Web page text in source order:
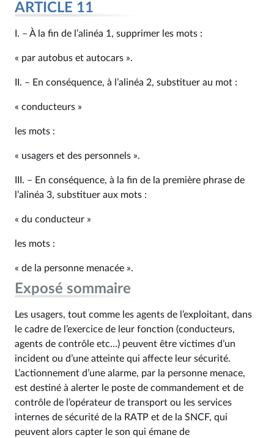
ARTICLE 11
I. – À la fin de l’alinéa 1, supprimer les mots :
« par autobus et autocars ».
II. – En conséquence, à l’alinéa 2, substituer au mot :
« conducteurs »
les mots :
« usagers et des personnels ».
III. – En conséquence, à la fin de la première phrase de
l’alinéa 3, substituer aux mots :
« du conducteur »
les mots :
« de la personne menacée ».
Exposé sommaire
Les usagers, tout comme les agents de l’exploitant, dans
le cadre de l’exercice de leur fonction (conducteurs,
agents de contrôle etc…) peuvent être victimes d’un
incident ou d’une atteinte qui affecte leur sécurité.
L’actionnement d’une alarme, par la personne menace,
est destiné à alerter le poste de commandement et de
contrôle de l’opérateur de transport ou les services
internes de sécurité de la RATP et de la SNCF, qui
peuvent alors capter le son qui émane de